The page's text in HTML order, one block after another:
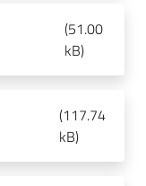
(51.00
kB)
(117.74
kB)